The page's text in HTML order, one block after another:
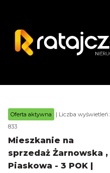
Oferta aktywna
| Liczba wyświetleń:
833
Mieszkanie na
sprzedaż Żarnowska ,
Piaskowa - 3 POK |